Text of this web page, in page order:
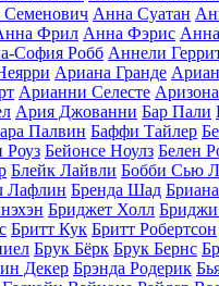
Анна Суатан
Фрил Анна Фэрис
София Робб Аннели
Ариана Гранде
Арианни Селесте
Ария Джованни Бар Пали
Палвин Баффи Тайлер
Роуз Бейонсе Ноулз Белен
Блейк Лайвли Бобби Сью
Лафлин Бренда Шад
Бриджет Холл
Бритт Кук Бритт Робертсон
Брук Бёрк Брук Бернс
Декер Брэнда Родерик